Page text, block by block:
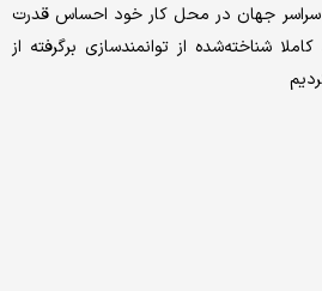
سراسر جهان در محل کار خود احساس قدرت
شناخته‌شده از توانمندسازی برگرفته از